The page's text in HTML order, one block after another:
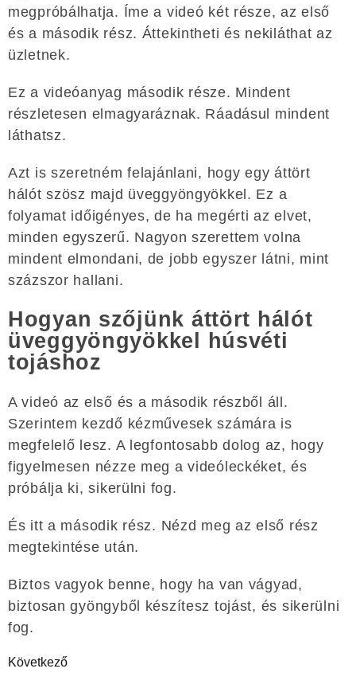
megpróbálhatja. Íme a videó két része, az első
és a második rész. Áttekintheti és nekiláthat az
üzletnek.
Ez a videóanyag második része. Mindent
részletesen elmagyaráznak. Ráadásul mindent
láthatsz.
Azt is szeretném felajánlani, hogy egy áttört
hálót szösz majd üveggyöngyökkel. Ez a
folyamat időigényes, de ha megérti az elvet,
minden egyszerű. Nagyon szerettem volna
mindent elmondani, de jobb egyszer látni, mint
százszor hallani.
Hogyan szőjünk áttört hálót
üveggyöngyökkel húsvéti
tojáshoz
A videó az első és a második részből áll.
Szerintem kezdő kézművesek számára is
megfelelő lesz. A legfontosabb dolog az, hogy
figyelmesen nézze meg a videóleckéket, és
próbálja ki, sikerülni fog.
És itt a második rész. Nézd meg az első rész
megtekintése után.
Biztos vagyok benne, hogy ha van vágyad,
biztosan gyöngyből készítesz tojást, és sikerülni
fog.
Következő